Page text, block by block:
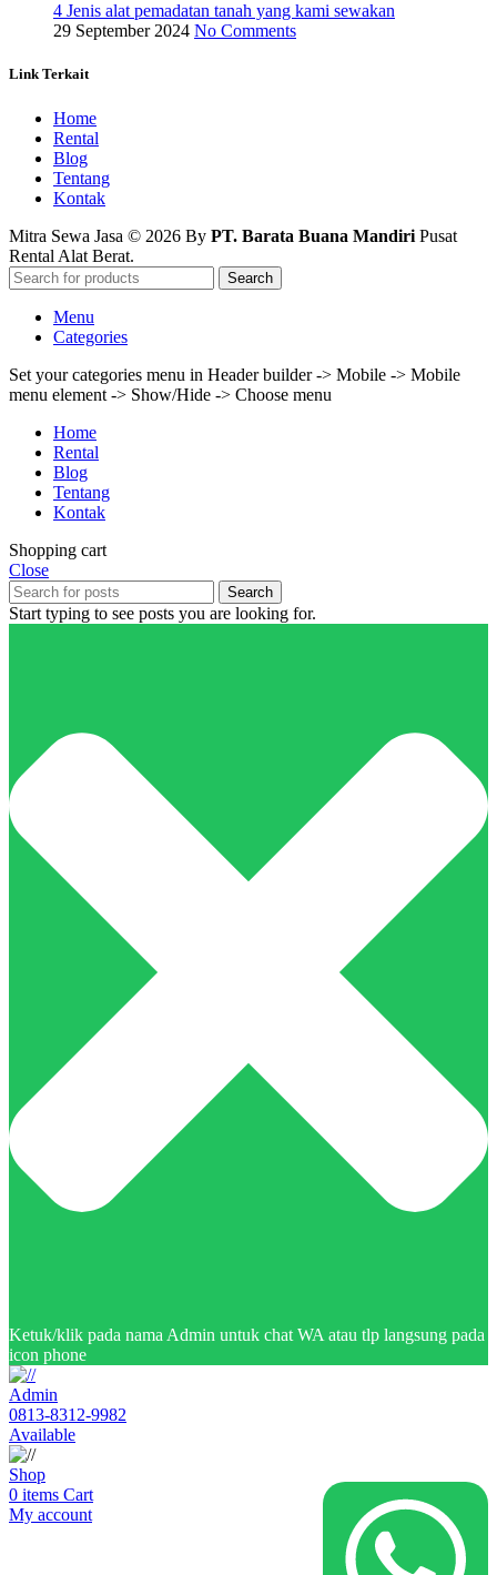
4 Jenis alat pemadatan tanah yang kami sewakan
29 September 2024 No Comments
Link Terkait
Home
Rental
Blog
Tentang
Kontak
Mitra Sewa Jasa © 2026 By PT. Barata Buana Mandiri Pusat
Rental Alat Berat.
Search
Menu
Categories
Set your categories menu in Header builder -> Mobile -> Mobile
menu element -> Show/Hide -> Choose menu
Home
Rental
Blog
Tentang
Kontak
Shopping cart
Close
Search
Start typing to see posts you are looking for.
Ketuk/klik pada nama Admin untuk chat WA atau tlp langsung pada
icon phone
Admin
0813-8312-9982
Available
Shop
0 items Cart
My account